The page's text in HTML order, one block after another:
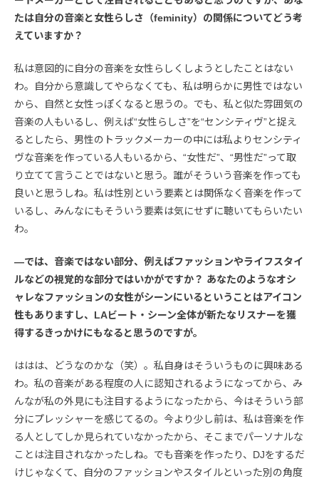
たは自分の音楽と女性らしさ（feminity）の関係についてどう考
えていますか？
私は意図的に自分の音楽を女性らしくしようとしたことはない
わ。自分から意識してやらなくても、私は明らかに男性ではない
から、自然と女性っぽくなると思うの。でも、私と似た雰囲気の
音楽の人もいるし、例えば“女性らしさ”を“センシティヴ”と捉え
るとしたら、男性のトラックメーカーの中には私よりセンシティ
ヴな音楽を作っている人もいるから、“女性だ”、“男性だ”って取
り立てて言うことではないと思う。誰がそういう音楽を作っても
良いと思うしね。私は性別という要素とは関係なく音楽を作って
いるし、みんなにもそういう要素は気にせずに聴いてもらいたい
わ。
―では、音楽ではない部分、例えばファッションやライフスタイ
ルなどの視覚的な部分ではいかがですか？ あなたのようなオシ
ャレなファッションの女性がシーンにいるということはアイコン
性もありますし、LAビート・シーン全体が新たなリスナーを獲
得するきっかけにもなると思うのですが。
ははは、どうなのかな（笑）。私自身はそういうものに興味ある
わ。私の音楽がある程度の人に認知されるようになってから、み
んなが私の外見にも注目するようになったから、今はそういう部
分にプレッシャーを感じてるの。今より少し前は、私は音楽を作
る人としてしか見られていなかったから、そこまでパーソナルな
ことは注目されなかったしね。でも音楽を作ったり、DJをするだ
けじゃなくて、自分のファッションやスタイルといった別の角度